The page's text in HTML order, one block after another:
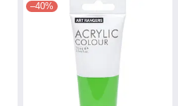
–40%